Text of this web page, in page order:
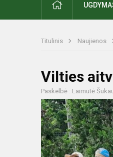
PRADŽIA
Titulinis Naujienos
Vilties
Paskelbė : Laimutė